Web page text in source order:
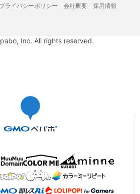
プライバシーポリシー 会社概要
採用情報
Inc. All rights reserved.